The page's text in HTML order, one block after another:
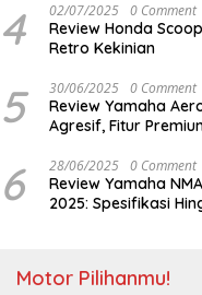
4 02/07/2025 0 Comment
Review Honda
Retro Kekinian
5 30/06/2025 0 Comment
Review Yamaha
Agresif, Fitur
6 28/06/2025 0 Comment
Review Yamaha
2025: Spesifikasi
Motor Pilihanmu!